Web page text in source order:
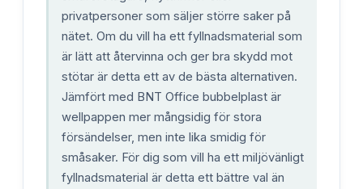
privatpersoner som säljer större saker på
nätet. Om du vill ha ett fyllnadsmaterial som
är lätt att återvinna och ger bra skydd mot
stötar är detta ett av de bästa alternativen.
Jämfört med BNT Office bubbelplast är
wellpappen mer mångsidig för stora
försändelser, men inte lika smidig för
småsaker. För dig som vill ha ett miljövänligt
fyllnadsmaterial är detta ett bättre val än